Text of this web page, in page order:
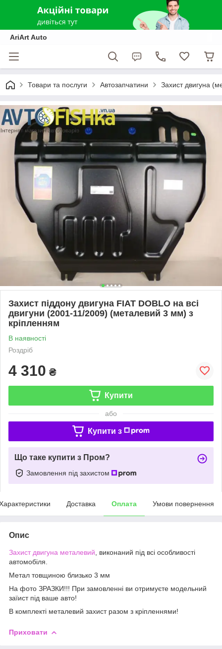
AriArt Auto
Товари та послуги Автозапчатини Захист двигуна
Захист піддону двигуна FIAT DOBLO на всі
двигуни (2001-11/2009) (металевий 3 мм) з
кріпленням
В наявності
Роздріб
4 310 ₴
Купити
або
Купити з
Що таке купити з Пром?
Замовлення під захистом
Доставка Оплата Умови повернення
Опис
Захист двигуна металевий , виконаний під всі особливості
автомобіля.
Метал товщиною близько 3 мм
На фото ЗРАЗКИ!!! При замовленні ви отримуєте модельний
заїист під ваше авто!
В комплекті металевий захист разом з кріпленнями!
Приховати